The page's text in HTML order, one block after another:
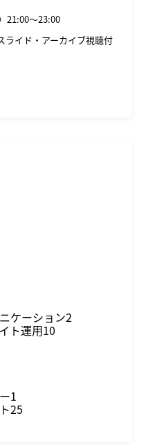
21:00〜23:00
ライド・アーカイブ視聴付
ケーション2
ト運用10
1
25